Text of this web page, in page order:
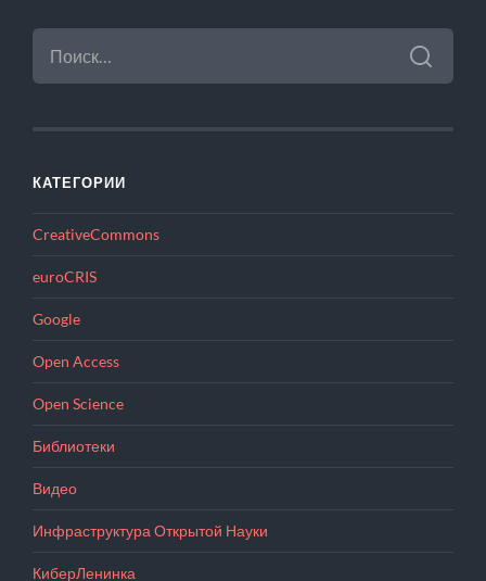
НАЙТИ:
КАТЕГОРИИ
CreativeCommons
euroCRIS
Google
Open Access
Open Science
Библиотеки
Видео
Инфраструктура Открытой Науки
КиберЛенинка